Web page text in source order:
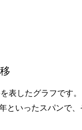
表したグラフです。
といったスパンで